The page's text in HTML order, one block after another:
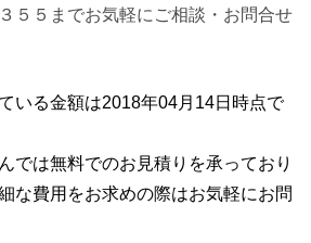
５５までお気軽にご相談・お問合せ
いる金額は2018年04月14日時点で
では無料でのお見積りを承っており
な費用をお求めの際はお気軽にお問